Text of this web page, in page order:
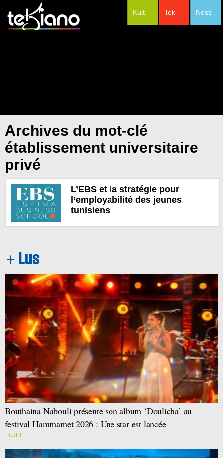
Ness
Tek
Kult
Archives du mot-clé
établissement universitaire
privé
L’EBS et la stratégie pour
l’employabilité des jeunes
tunisiens
Bouthaina Nabouli présente son album ‘Doulicha’ au
festival Hammamet 2026 : Une star est lancée
KULT